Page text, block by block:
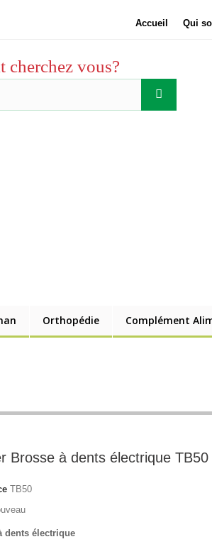
Qui
Accueil
cherchez vous?
Orthopédie Complément
Brosse à dents électrique TB50
TB50
dents électrique